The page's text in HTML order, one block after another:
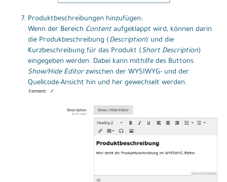
Produktbeschreibungen hinzufügen:
Wenn der Bereich Contentaufgeklappt wird, können darin
die Produkbeschreibung ( Description) und die
Kurzbeschreibung für das Produkt ( Short Description)
eingegeben werden. Dabei kann mithilfe des Buttons
Show/Hide Editorzwischen der WYSIWYG- und der
Quellcode-Ansicht hin und her gewechselt werden.